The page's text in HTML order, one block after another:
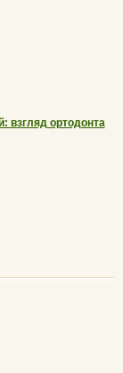
взгляд ортодонта